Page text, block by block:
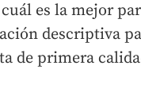
es la mejor
descriptiva
de primera